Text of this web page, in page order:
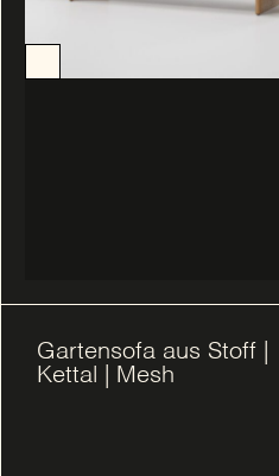
Gartensofa aus Stoff |
Kettal | Mesh